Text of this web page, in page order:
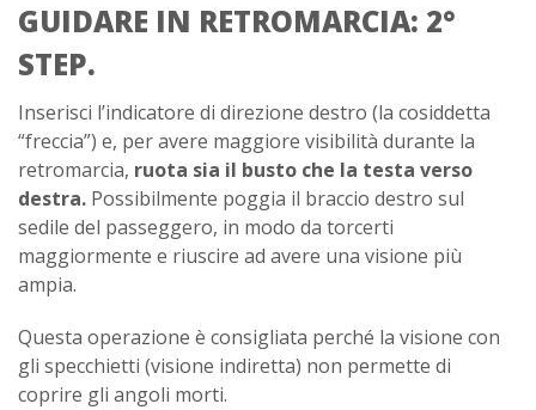
GUIDARE IN RETROMARCIA: 2°
STEP.
Inserisci l’indicatore di direzione destro (la cosiddetta
“freccia”) e, per avere maggiore visibilità durante la
retromarcia, ruota sia il busto che la testa verso
destra. Possibilmente poggia il braccio destro sul
sedile del passeggero, in modo da torcerti
maggiormente e riuscire ad avere una visione più
ampia.
Questa operazione è consigliata perché la visione con
gli specchietti (visione indiretta) non permette di
coprire gli angoli morti.